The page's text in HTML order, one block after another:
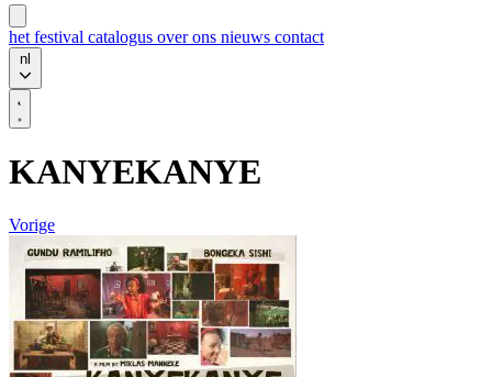
het festival catalogus over ons nieuws contact
nl
KANYEKANYE
Vorige